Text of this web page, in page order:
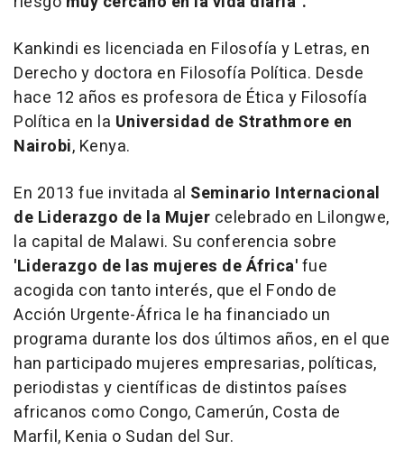
Kankindi es licenciada en Filosofía y Letras, en
Derecho y doctora en Filosofía Política. Desde
hace 12 años es profesora de Ética y Filosofía
Política en la Universidad de Strathmore en
Nairobi, Kenya.
En 2013 fue invitada al Seminario Internacional
de Liderazgo de la Mujer celebrado en Lilongwe,
la capital de Malawi. Su conferencia sobre
'Liderazgo de las mujeres de África'fue
acogida con tanto interés, que el Fondo de
Acción Urgente-África le ha financiado un
programa durante los dos últimos años, en el que
han participado mujeres empresarias, políticas,
periodistas y científicas de distintos países
africanos como Congo, Camerún, Costa de
Marfil, Kenia o Sudan del Sur.